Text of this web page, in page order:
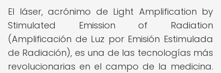
El láser, acrónimo de Light Amplification by
Stimulated Emission of Radiation
(Amplificación de Luz por Emisión Estimulada
de Radiación), es una de las tecnologías más
revolucionarias en el campo de la medicina.